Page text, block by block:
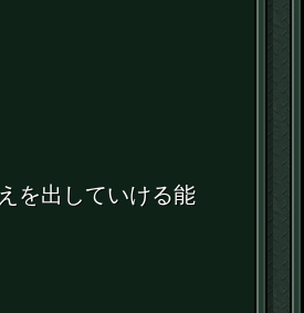
を出していける能